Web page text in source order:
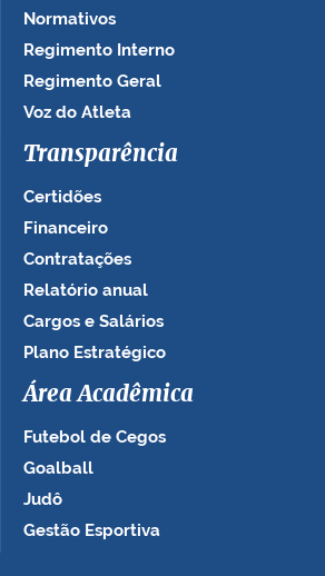
Normativos
Regimento Interno
Regimento Geral
Voz do Atleta
Transparência
Certidões
Financeiro
Contratações
Relatório anual
Cargos e Salários
Plano Estratégico
Área Acadêmica
Futebol de Cegos
Goalball
Judô
Gestão Esportiva